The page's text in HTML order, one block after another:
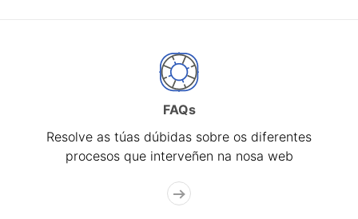
FAQs
Resolve as túas dúbidas sobre os diferentes
procesos que interveñen na nosa web